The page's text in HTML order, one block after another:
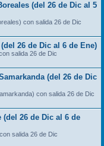
(del 26 de Dic al 5
con salida 26 de Dic
26 de Dic al 6 de Ene)
salida 26 de Dic
(del 26 de Dic
con salida 26 de Dic
26 de Dic al 6 de
salida 26 de Dic